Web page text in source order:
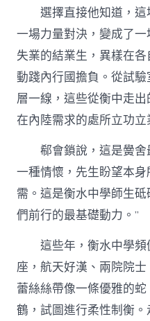
選擇直接他知道，
一場力量對決，變成了
失業的結業生，異樣在
動踐內行國擔負。從試
層一線，這些從衡中走
在內陸需求的處所立功立
郗會鎖說，這是黌
一種情懷，先生盼望本
需。這是衡水中學師生
們前行的最基礎動力。”
這些年，衡水中學
座，航天好漢、兩院院
蕾絲絲帶像一條優雅的
鶴，試圖進行柔性制衡